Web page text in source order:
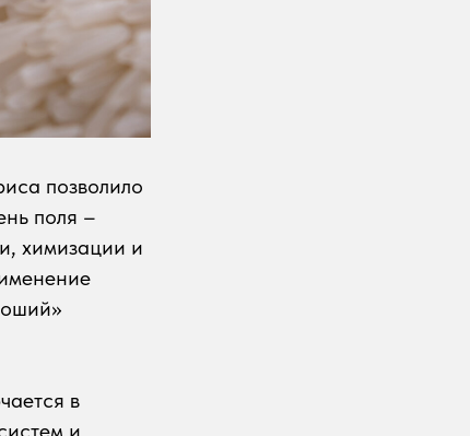
позволило
поля –
химизации и
в
и